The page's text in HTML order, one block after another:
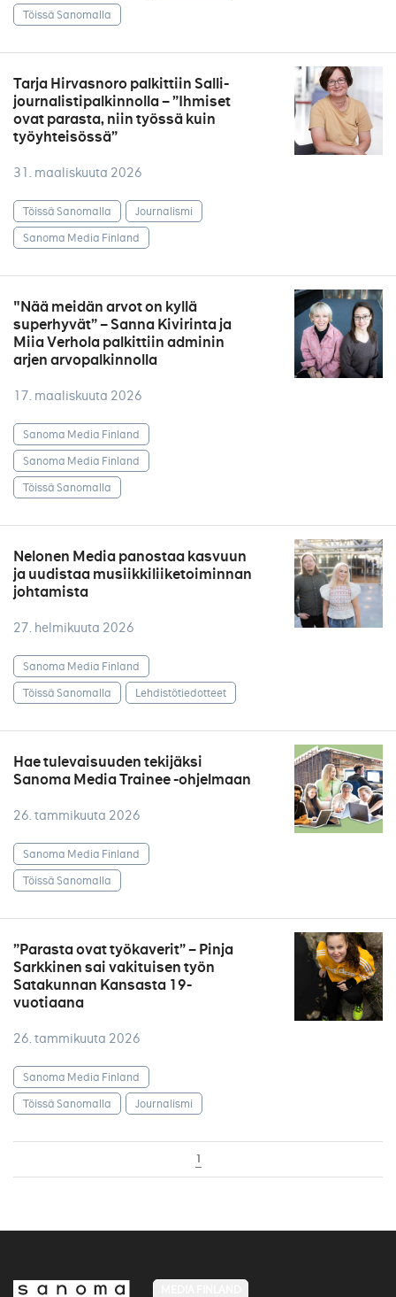
Töissä Sanomalla
Tarja Hirvasnoro palkittiin Salli-
journalistipalkinnolla – ”Ihmiset
ovat parasta, niin työssä kuin
työyhteisössä”
31. maaliskuuta 2026
Töissä Sanomalla
Journalismi
Sanoma Media Finland
"Nää meidän arvot on kyllä
superhyvät” – Sanna Kivirinta ja
Miia Verhola palkittiin adminin
arjen arvopalkinnolla
17. maaliskuuta 2026
Sanoma Media Finland
Sanoma Media Finland
Töissä Sanomalla
Nelonen Media panostaa kasvuun
ja uudistaa musiikkiliiketoiminnan
johtamista
27. helmikuuta 2026
Sanoma Media Finland
Töissä Sanomalla
Lehdistötiedotteet
Hae tulevaisuuden tekijäksi
Sanoma Media Trainee -ohjelmaan
26. tammikuuta 2026
Sanoma Media Finland
Töissä Sanomalla
”Parasta ovat työkaverit” – Pinja
Sarkkinen sai vakituisen työn
Satakunnan Kansasta 19-
vuotiaana
26. tammikuuta 2026
Sanoma Media Finland
Töissä Sanomalla
Journalismi
1